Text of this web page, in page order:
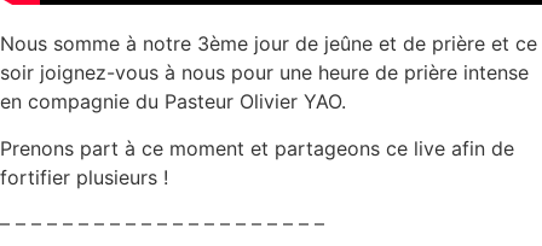
Nous somme à notre 3ème jour de jeûne et de prière et ce
soir joignez-vous à nous pour une heure de prière intense
en compagnie du Pasteur Olivier YAO.
Prenons part à ce moment et partageons ce live afin de
fortifier plusieurs !
– – – – – – – – – – – – – – – – – – – – –